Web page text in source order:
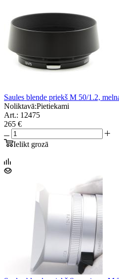
Saules blende priekš M 50/1.2,
Noliktavā:Pietiekami
Art.: 12475
265 €
Ielikt grozā